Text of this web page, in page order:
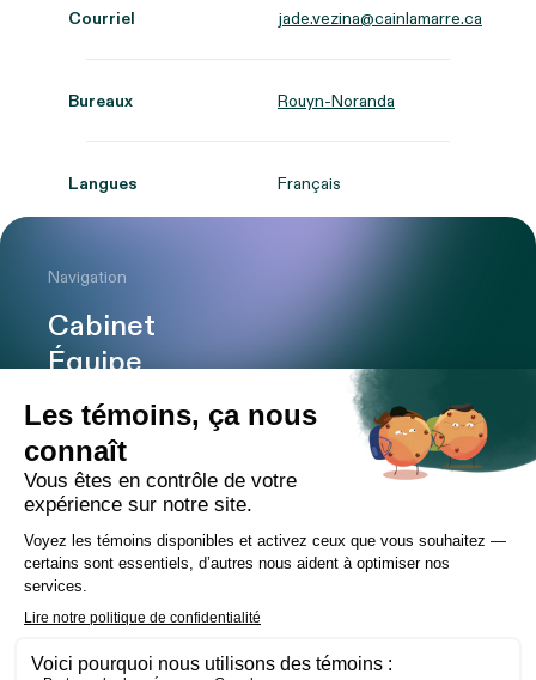
Courriel jade.vezina@cainlamarre.ca
Bureaux Rouyn-Noranda
Langues Français
Navigation
Cabinet
Équipe
Expertises
Bureaux
Carrière
Transactions
Nouvelles
Contact